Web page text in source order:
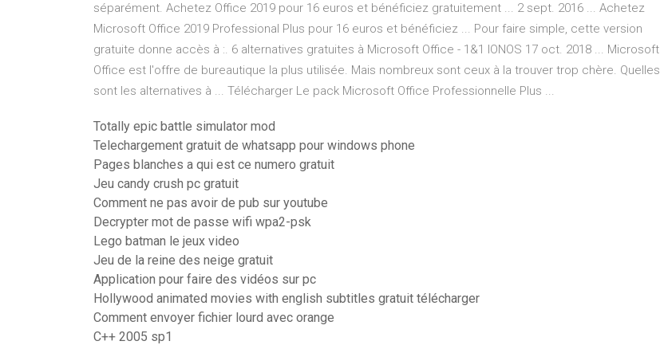
séparément. Achetez Office 2019 pour 16 euros et bénéficiez gratuitement ... 2 sept. 2016 ... Achetez
Microsoft Office 2019 Professional Plus pour 16 euros et bénéficiez ... Pour faire simple, cette version
gratuite donne accès à :. 6 alternatives gratuites à Microsoft Office - 1&1 IONOS 17 oct. 2018 ... Microsoft
Office est l'offre de bureautique la plus utilisée. Mais nombreux sont ceux à la trouver trop chère. Quelles
sont les alternatives à ... Télécharger Le pack Microsoft Office Professionnelle Plus ...
Totally epic battle simulator mod
Telechargement gratuit de whatsapp pour windows phone
Pages blanches a qui est ce numero gratuit
Jeu candy crush pc gratuit
Comment ne pas avoir de pub sur youtube
Decrypter mot de passe wifi wpa2-psk
Lego batman le jeux video
Jeu de la reine des neige gratuit
Application pour faire des vidéos sur pc
Hollywood animated movies with english subtitles gratuit télécharger
Comment envoyer fichier lourd avec orange
C++ 2005 sp1